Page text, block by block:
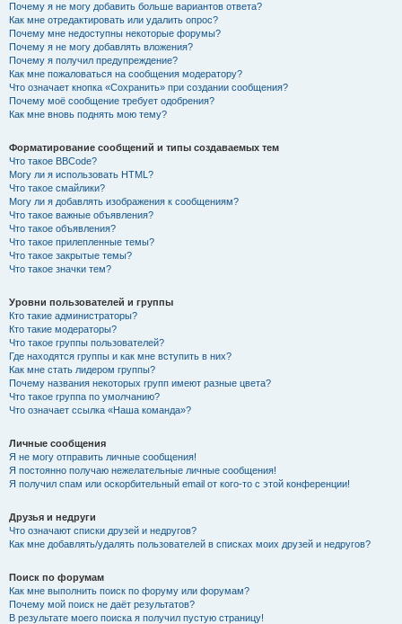
Почему я не могу добавить больше вариантов ответа?
Как мне отредактировать или удалить опрос?
Почему мне недоступны некоторые форумы?
Почему я не могу добавлять вложения?
Почему я получил предупреждение?
Как мне пожаловаться на сообщения модератору?
Что означает кнопка «Сохранить» при создании сообщения?
Почему моё сообщение требует одобрения?
Как мне вновь поднять мою тему?
Форматирование сообщений и типы создаваемых тем
Что такое BBCode?
Могу ли я использовать HTML?
Что такое смайлики?
Могу ли я добавлять изображения к сообщениям?
Что такое важные объявления?
Что такое объявления?
Что такое прилепленные темы?
Что такое закрытые темы?
Что такое значки тем?
Уровни пользователей и группы
Кто такие администраторы?
Кто такие модераторы?
Что такое группы пользователей?
Где находятся группы и как мне вступить в них?
Как мне стать лидером группы?
Почему названия некоторых групп имеют разные цвета?
Что такое группа по умолчанию?
Что означает ссылка «Наша команда»?
Личные сообщения
Я не могу отправить личные сообщения!
Я постоянно получаю нежелательные личные сообщения!
Я получил спам или оскорбительный email от кого-то с этой конференции!
Друзья и недруги
Что означают списки друзей и недругов?
Как мне добавлять/удалять пользователей в списках моих друзей и недругов?
Поиск по форумам
Как мне выполнить поиск по форуму или форумам?
Почему мой поиск не даёт результатов?
В результате моего поиска я получил пустую страницу!